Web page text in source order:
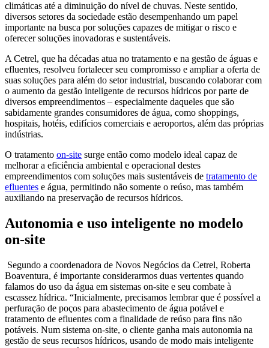
climáticas até a diminuição do nível de chuvas. Neste sentido,
diversos setores da sociedade estão desempenhando um papel
importante na busca por soluções capazes de mitigar o risco e
oferecer soluções inovadoras e sustentáveis.
A Cetrel, que ha décadas atua no tratamento e na gestão de águas e
efluentes, resolveu fortalecer seu compromisso e ampliar a oferta de
suas soluções para além do setor industrial, buscando colaborar com
o aumento da gestão inteligente de recursos hídricos por parte de
diversos empreendimentos – especialmente daqueles que são
sabidamente grandes consumidores de água, como shoppings,
hospitais, hotéis, edifícios comerciais e aeroportos, além das próprias
indústrias.
O tratamento on-site surge então como modelo ideal capaz de
melhorar a eficiência ambiental e operacional destes
empreendimentos com soluções mais sustentáveis de tratamento de
efluentes e água, permitindo não somente o reúso, mas também
auxiliando na preservação de recursos hídricos.
Autonomia e uso inteligente no modelo
on-site
Segundo a coordenadora de Novos Negócios da Cetrel, Roberta
Boaventura, é importante considerarmos duas vertentes quando
falamos do uso da água em sistemas on-site e seu combate à
escassez hídrica. “Inicialmente, precisamos lembrar que é possível a
perfuração de poços para abastecimento de água potável e
tratamento de efluentes com a finalidade de reúso para fins não
potáveis. Num sistema on-site, o cliente ganha mais autonomia na
gestão de seus recursos hídricos, usando de modo mais inteligente